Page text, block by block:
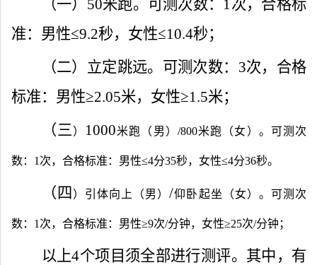
（一） 50米跑。可测次数： 1次，合格标
准：男性≤9.2秒，女性≤10.4秒；
（二）立定跳远。可测次数： 3次，合格
标准：男性≥2.05米，女性≥1.5米；
（三） 1000米跑（男） /800米跑（女）。可测次
数： 1 次，合格标准：男性≤4分35秒，女性≤4分36秒。
（ 四 ）引体向上（男）/仰卧起坐（女）。可测次
数： 1 次，合格标准：男性≥9次/分钟，女性≥25次/分钟；
以上4个项目须全部进行测评。其中，有